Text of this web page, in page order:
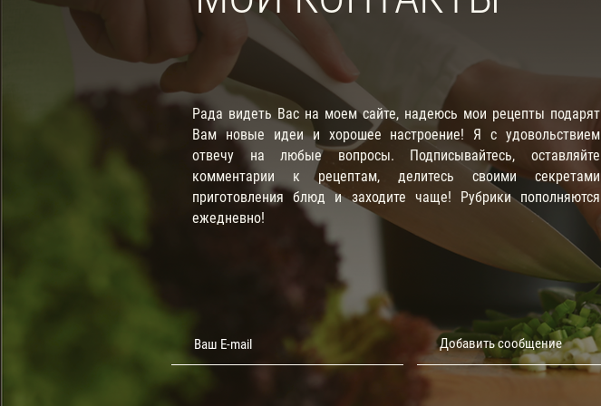
Рада видеть Вас на моем сайте, надеюсь мои рецепты подарят
Вам новые идеи и хорошее настроение! Я с удовольствием
отвечу на любые вопросы. Подписывайтесь, оставляйте
комментарии к рецептам, делитесь своими секретами
приготовления блюд и заходите чаще! Рубрики пополняются
ежедневно!